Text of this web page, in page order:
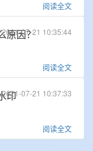
阅读全文
原因？
阅读全文
2021-07-21 10:35:44
印
阅读全文
2021-07-21 10:37:33